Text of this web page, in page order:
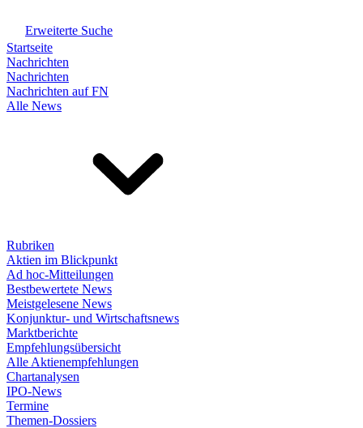
Erweiterte Suche
Startseite
Nachrichten
Nachrichten
Nachrichten auf FN
Alle News
Rubriken
Aktien im Blickpunkt
Ad hoc-Mitteilungen
Bestbewertete News
Meistgelesene News
Konjunktur- und Wirtschaftsnews
Marktberichte
Empfehlungsübersicht
Alle Aktienempfehlungen
Chartanalysen
IPO-News
Termine
Themen-Dossiers